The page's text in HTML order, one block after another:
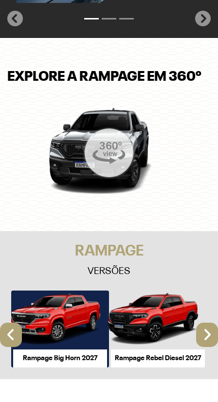
EXPLORE A RAMPAGE EM 360º
Rampage Big Horn 2027 Rampage Rebel Diesel 2027
Anterior
Rampage Big Horn 2027
a partir de R$ 230.990,00